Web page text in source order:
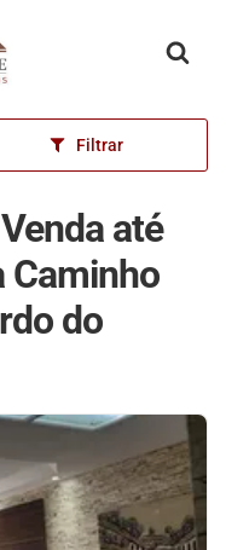
Filtrar
até
Caminho
do